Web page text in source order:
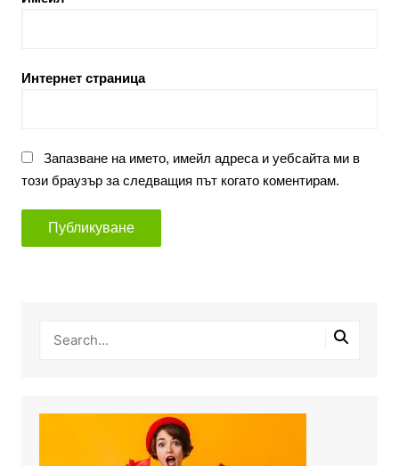
Интернет страница
Запазване на името, имейл адреса и уебсайта ми в
този браузър за следващия път когато коментирам.